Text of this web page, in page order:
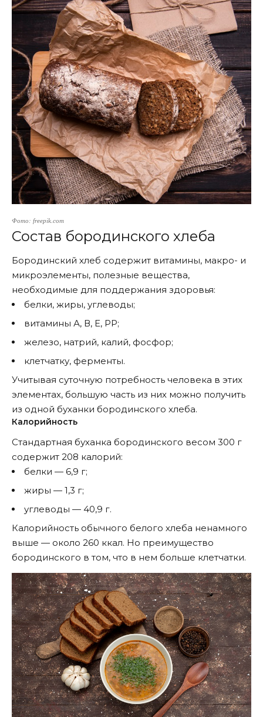
Фото: freepik.com
Состав бородинского хлеба
Бородинский хлеб содержит витамины, макро- и
микроэлементы, полезные вещества,
необходимые для поддержания здоровья:
белки, жиры, углеводы;
витамины А, В, Е, РР;
железо, натрий, калий, фосфор;
клетчатку, ферменты.
Учитывая суточную потребность человека в этих
элементах, большую часть из них можно получить
из одной буханки бородинского хлеба.
Калорийность
Стандартная буханка бородинского весом 300 г
содержит 208 калорий:
белки — 6,9 г;
жиры — 1,3 г;
углеводы — 40,9 г.
Калорийность обычного белого хлеба ненамного
выше — около 260 ккал. Но преимущество
бородинского в том, что в нем больше клетчатки.